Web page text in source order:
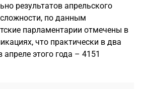
результатов апрельского
по данным
парламентарии отмечены в
что практически в два
этого года – 4151